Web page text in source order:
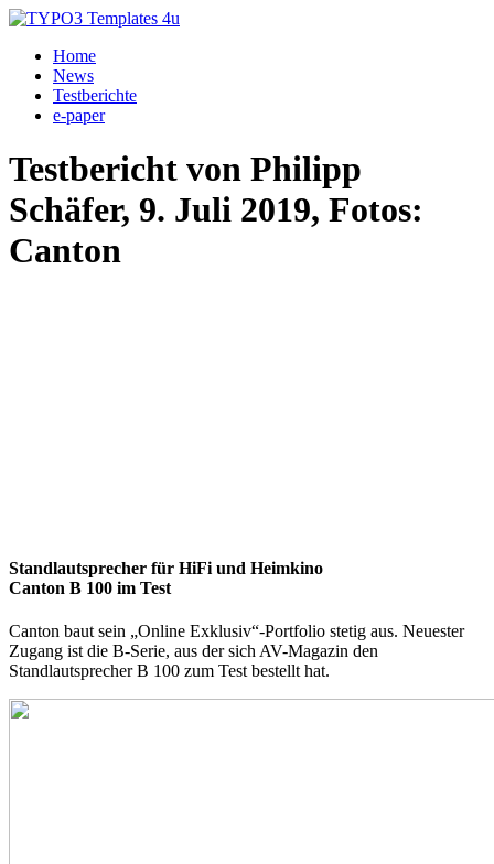
Home
News
Testberichte
e-paper
Testbericht von Philipp
Schäfer, 9. Juli 2019, Fotos:
Canton
Standlautsprecher für HiFi und Heimkino
Canton B 100 im Test
Canton baut sein „Online Exklusiv“-Portfolio stetig aus. Neuester
Zugang ist die B-Serie, aus der sich AV-Magazin den
Standlautsprecher B 100 zum Test bestellt hat.